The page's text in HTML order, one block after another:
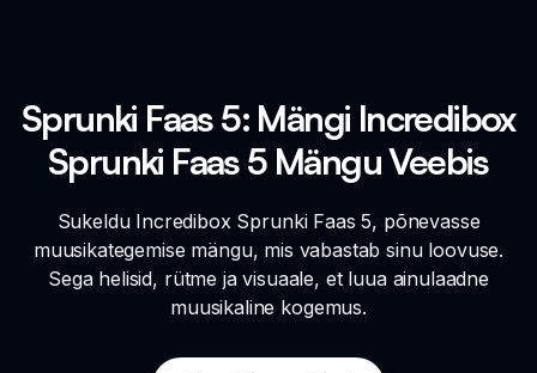
Sprunki Faas 5: Mängi Incredibox
Sprunki Faas 5 Mängu Veebis
Sukeldu Incredibox Sprunki Faas 5, põnevasse
muusikategemise mängu, mis vabastab sinu loovuse.
Sega helisid, rütme ja visuaale, et luua ainulaadne
muusikaline kogemus.